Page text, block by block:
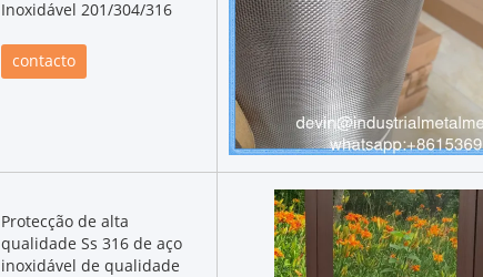
Inoxidável 201/304/316
contacto
Protecção de alta
qualidade Ss 316 de aço
inoxidável de qualidade